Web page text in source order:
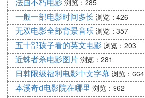
制作水平和故事情节在同类影片中
《近蛛者杀》完全是人类以自我为
充满侵害性的恐怖
八脚怪剧照图片集(18张)
妖魔，必须赶尽杀绝。而且有典型
守性，小镇自成一国，抗拒外来者
顽抗恐怖袭击。《近蛛者杀》摆明
浏览：285
一般一部电影时间多长 浏览：426
无双电影全部背景音乐 浏览：357
五十部孩子看的英文电影 浏览：203
近蛛者杀电影图片 浏览：281
日韩限级福利电影中文字幕 浏览：664
本溪奇d电影院在哪里 浏览：962